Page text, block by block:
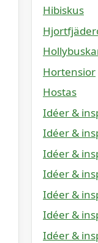
Hibiskus
Hortensior
Hostas
Idéer &
Idéer &
Idéer &
Idéer &
Idéer &
Idéer &
Idéer &